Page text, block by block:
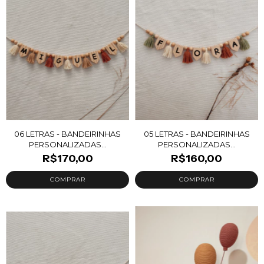
06 LETRAS - BANDEIRINHAS
PERSONALIZADAS...
R$170,00
05 LETRAS - BANDEIRINHAS
PERSONALIZADAS...
R$160,00